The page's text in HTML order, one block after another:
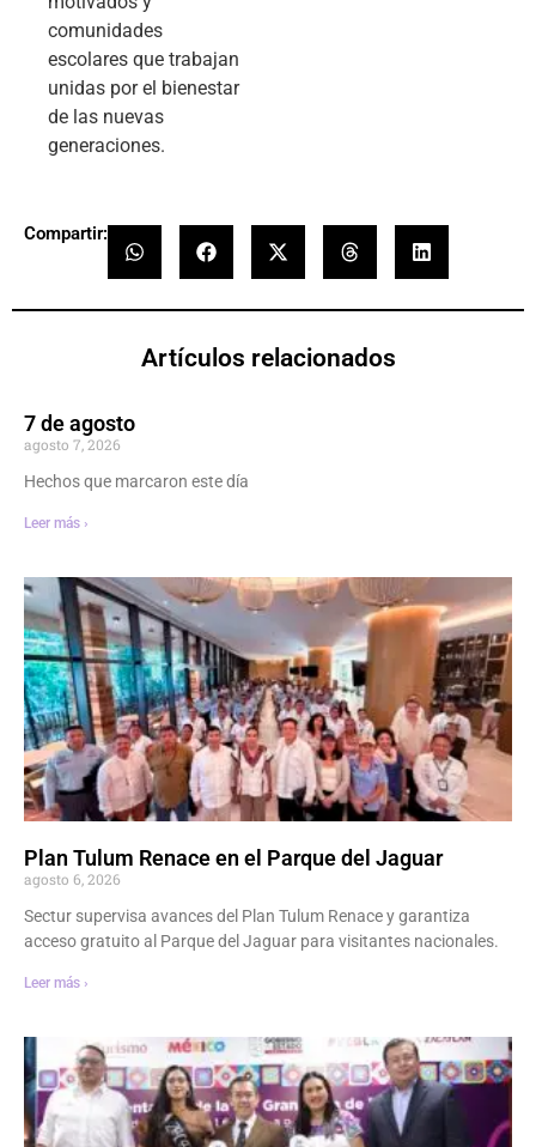
comunidades
escolares que trabajan
unidas por el bienestar
de las nuevas
generaciones.
Compartir:
Artículos relacionados
7 de agosto
agosto 7, 2026
Hechos que marcaron este día
Leer más ›
Plan Tulum Renace en el Parque del Jaguar
agosto 6, 2026
Sectur supervisa avances del Plan Tulum Renace y garantiza
acceso gratuito al Parque del Jaguar para visitantes nacionales.
Leer más ›